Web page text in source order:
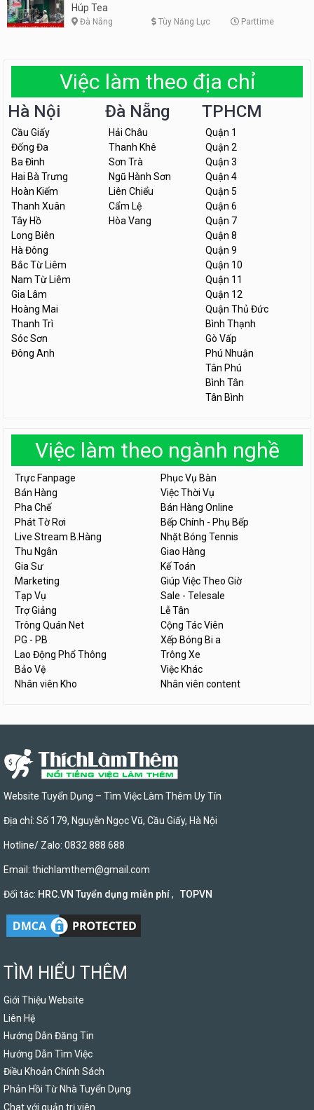
Húp Tea
Đà Nẵng Tùy Năng Lực Parttime
Việc làm theo địa chỉ
Hà Nội
Cầu Giấy
Đống Đa
Ba Đình
Hai Bà Trưng
Hoàn Kiếm
Thanh Xuân
Tây Hồ
Long Biên
Hà Đông
Bắc Từ Liêm
Nam Từ Liêm
Gia Lâm
Hoàng Mai
Thanh Trì
Sóc Sơn
Đông Anh
Đà Nẵng
Hải Châu
Thanh Khê
Sơn Trà
Ngũ Hành Sơn
Liên Chiểu
Cẩm Lệ
Hòa Vang
TPHCM
Quận 1
Quận 2
Quận 3
Quận 4
Quận 5
Quận 6
Quận 7
Quận 8
Quận 9
Quận 10
Quận 11
Quận 12
Quận Thủ Đức
Bình Thạnh
Gò Vấp
Phú Nhuận
Tân Phú
Bình Tân
Tân Bình
Việc làm theo ngành nghề
Trực Fanpage
Phục Vụ Bàn
Bán Hàng
Việc Thời Vụ
Pha Chế
Bán Hàng Online
Phát Tờ Rơi
Bếp Chính - Phụ Bếp
Live Stream B.Hàng
Nhặt Bóng Tennis
Thu Ngân
Giao Hàng
Gia Sư
Kế Toán
Marketing
Giúp Việc Theo Giờ
Tạp Vụ
Sale - Telesale
Trợ Giảng
Lễ Tân
Trông Quán Net
Cộng Tác Viên
PG - PB
Xếp Bóng Bi a
Lao Động Phổ Thông
Trông Xe
Bảo Vệ
Việc Khác
Nhân viên Kho
Nhân viên content
Website Tuyển Dụng – Tìm Việc Làm Thêm Uy Tín
Địa chỉ: Số 179, Nguyễn Ngọc Vũ, Cầu Giấy, Hà Nội
Hotline/ Zalo: 0832 888 688
Email: thichlamthem@gmail.com
Đối tác: HRC.VN Tuyển dụng miễn phí, TOPVN
TÌM HIỂU THÊM
Giới Thiệu Website
Liên Hệ
Hướng Dẫn Đăng Tin
Hướng Dẫn Tìm Việc
Điều Khoản Chính Sách
Phản Hồi Từ Nhà Tuyển Dụng
Chat với quản trị viên